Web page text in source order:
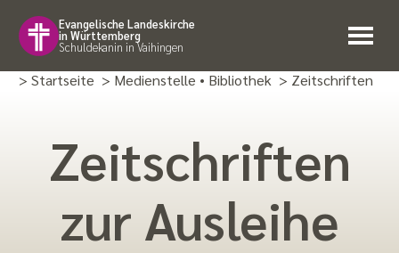
Evangelische Landeskirche
in Württemberg
Schuldekanin in Vaihingen
> Startseite > Medienstelle • Bibliothek > Zeitschriften
Zeitschriften
zur Ausleihe